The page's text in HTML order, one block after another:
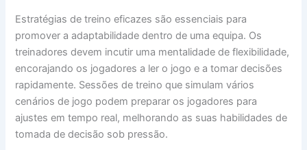
Estratégias de treino eficazes são essenciais para
promover a adaptabilidade dentro de uma equipa. Os
treinadores devem incutir uma mentalidade de flexibilidade,
encorajando os jogadores a ler o jogo e a tomar decisões
rapidamente. Sessões de treino que simulam vários
cenários de jogo podem preparar os jogadores para
ajustes em tempo real, melhorando as suas habilidades de
tomada de decisão sob pressão.